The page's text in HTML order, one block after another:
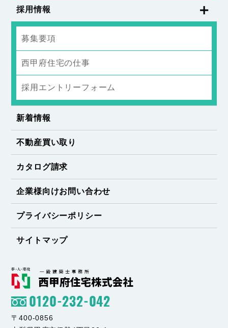
採用情報
募集要項
西甲府住宅の仕事
採用エントリーフォーム
新着情報
不動産買い取り
カタログ請求
企業様向けお問い合わせ
プライバシーポリシー
サイトマップ
0120-232-042
〒400-0856